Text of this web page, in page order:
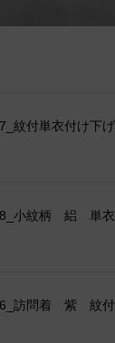
紋付単衣付け下げ
小紋柄 絽 単衣
訪問着 紫 紋付